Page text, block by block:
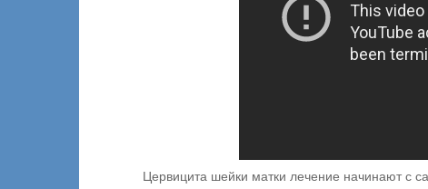
Цервицита шейки матки лечение начинают с